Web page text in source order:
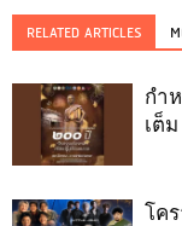
RELATED ARTICLES
กำ
เต็
โค